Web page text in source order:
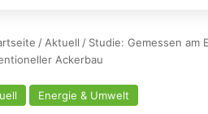
/ Aktuell / Studie: Gemessen am
Ackerbau
Energie & Umwelt